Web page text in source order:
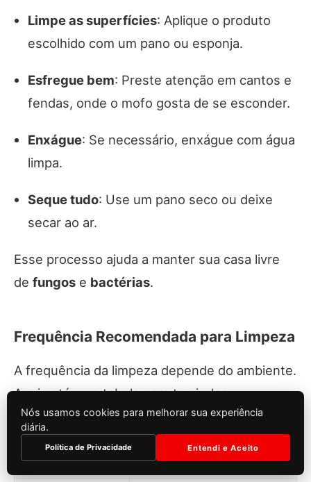
Limpe as superfícies: Aplique o produto
escolhido com um pano ou esponja.
Esfregue bem: Preste atenção em cantos e
fendas, onde o mofo gosta de se esconder.
Enxágue: Se necessário, enxágue com água
limpa.
Seque tudo: Use um pano seco ou deixe
secar ao ar.
Esse processo ajuda a manter sua casa livre
de fungos e bactérias.
Frequência Recomendada para Limpeza
A frequência da limpeza depende do ambiente.
Aqui está uma tabela para te ajudar:
Ambiente Frequência de Limpeza
Nós usamos cookies para melhorar sua experiência
diária.
Política de Privacidade Entendi e Aceito